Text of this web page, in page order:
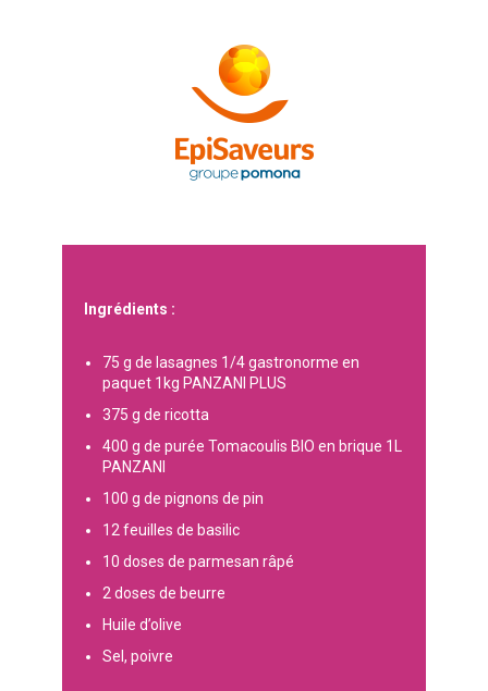
Ingrédients :
75 g de lasagnes 1/4 gastronorme en
paquet 1kg PANZANI PLUS
375 g de ricotta
400 g de purée Tomacoulis BIO en brique 1L
PANZANI
100 g de pignons de pin
12 feuilles de basilic
10 doses de parmesan râpé
2 doses de beurre
Huile d’olive
Sel, poivre